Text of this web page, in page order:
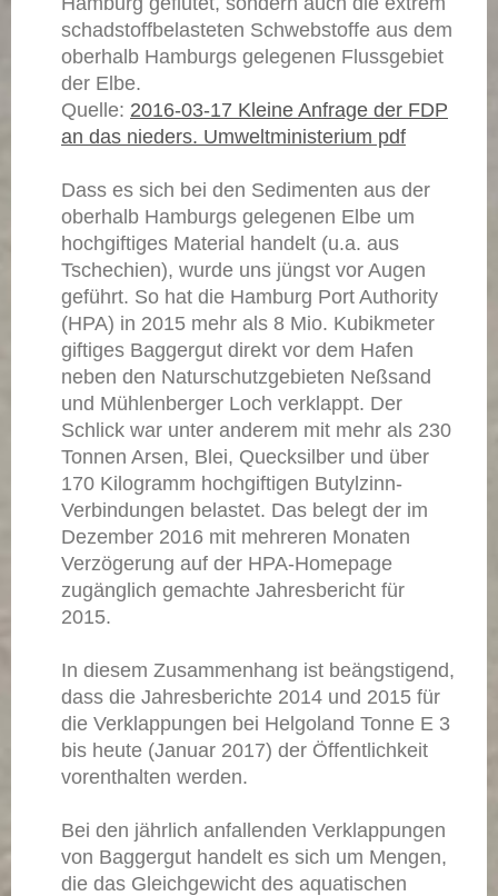
schadstoffbelasteten Schwebstoffe aus dem
oberhalb Hamburgs gelegenen Flussgebiet
der Elbe.
Quelle: 2016-03-17 Kleine Anfrage der FDP
an das nieders. Umweltministerium pdf
Dass es sich bei den Sedimenten aus der
oberhalb Hamburgs gelegenen Elbe um
hochgiftiges Material handelt (u.a. aus
Tschechien), wurde uns jüngst vor Augen
geführt. So hat die Hamburg Port Authority
(HPA) in 2015 mehr als 8 Mio. Kubikmeter
giftiges Baggergut direkt vor dem Hafen
neben den Naturschutzgebieten Neßsand
und Mühlenberger Loch verklappt. Der
Schlick war unter anderem mit mehr als 230
Tonnen Arsen, Blei, Quecksilber und über
170 Kilogramm hochgiftigen Butylzinn-
Verbindungen belastet. Das belegt der im
Dezember 2016 mit mehreren Monaten
Verzögerung auf der HPA-Homepage
zugänglich gemachte Jahresbericht für
2015.
In diesem Zusammenhang ist beängstigend,
dass die Jahresberichte 2014 und 2015 für
die Verklappungen bei Helgoland Tonne E 3
bis heute (Januar 2017) der Öffentlichkeit
vorenthalten werden.
Bei den jährlich anfallenden Verklappungen
von Baggergut handelt es sich um Mengen,
die das Gleichgewicht des aquatischen